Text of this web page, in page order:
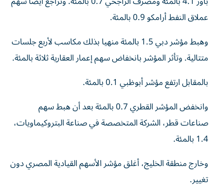
عملاق النفط أرامكو 0.9 بالمئة.
وهبط مؤشر دبي 1.5 بالمئة منهيا بذلك مكاسب لأربع جلسات
متتالية. ‌وتأثر المؤشر بانخفاض سهم إعمار العقارية ثلاثة بالمئة.
بالمقابل ارتفع مؤشر أبوظبي 0.1 بالمئة.
وانخفض المؤشر القطري 0.7 ​بالمئة بعد أن هبط سهم
صناعات قطر، الشركة المتخصصة في صناعة البتروكيماويات،
1.4 بالمئة.
وخارج منطقة الخليج، أغلق مؤشر الأسهم القيادية المصري ⁠دون
تغيير.